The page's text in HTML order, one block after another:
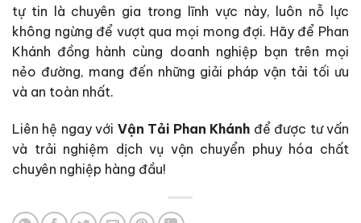
tự tin là chuyên gia trong lĩnh vực này, luôn nỗ lực
không ngừng để vượt qua mọi mong đợi. Hãy để Phan
Khánh đồng hành cùng doanh nghiệp bạn trên mọi
nẻo đường, mang đến những giải pháp vận tải tối ưu
và an toàn nhất.
Liên hệ ngay với Vận Tải Phan Khánh để được tư vấn
và trải nghiệm dịch vụ vận chuyển phuy hóa chất
chuyên nghiệp hàng đầu!